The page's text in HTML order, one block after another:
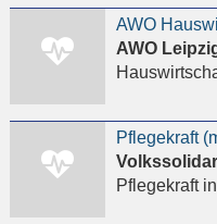
AWO
Pflegekraftin